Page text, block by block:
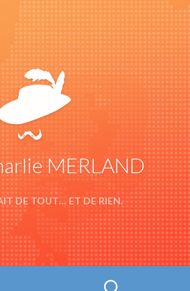
MERLAND
DE TOUT… ET DE RIEN.